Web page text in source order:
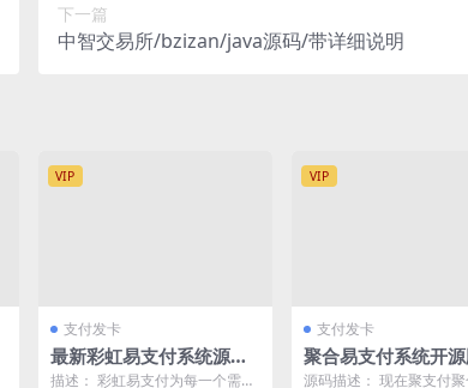
下一篇
中智交易所/bzizan/java源码/带详细说明
VIP
支付发卡
最新彩虹易支付系统源码2
025-08-26
描述： 彩虹易支付为每一个需要
VIP
支付发卡
聚合易支付系统开
运营无加密版
源码描述： 现在聚支付